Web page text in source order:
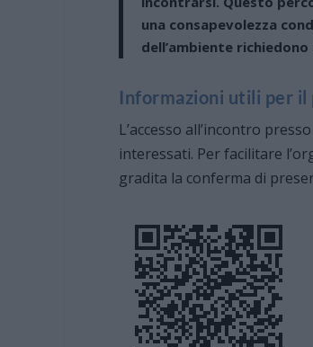
una consapevolezza
dell’ambiente
Informazioni utili per il
L’accesso all’incontro
interessati. Per facilitare
gradita la conferma di